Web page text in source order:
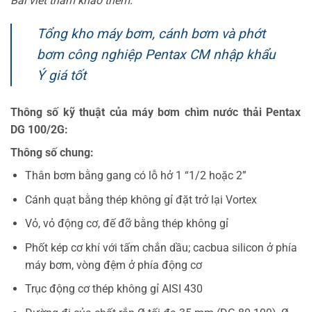
Tổng kho máy bơm, cánh bơm và phớt
bơm công nghiệp Pentax CM nhập khẩu
Ý giá tốt
Thông số kỹ thuật của máy bơm chìm nước thải Pentax
DG 100/2G:
Thông số chung:
Thân bơm bằng gang có lỗ hở 1 “1/2 hoặc 2”
Cánh quạt bằng thép không gỉ đặt trở lại Vortex
Vỏ, vỏ động cơ, đế đỡ bằng thép không gỉ
Phốt kép cơ khí với tấm chắn dầu; cacbua silicon ở phía
máy bơm, vòng đệm ở phía động cơ
Trục động cơ thép không gỉ AISI 430